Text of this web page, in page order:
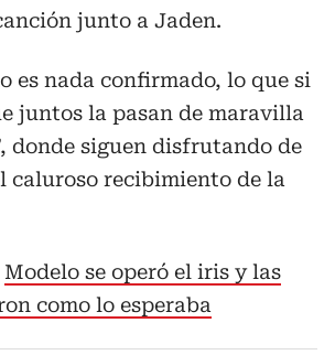
junto a Jaden.
es nada confirmado, lo que si
juntos la pasan de maravilla
donde siguen disfrutando de
caluroso recibimiento de la
Modelo se operó el iris y las
como lo esperaba